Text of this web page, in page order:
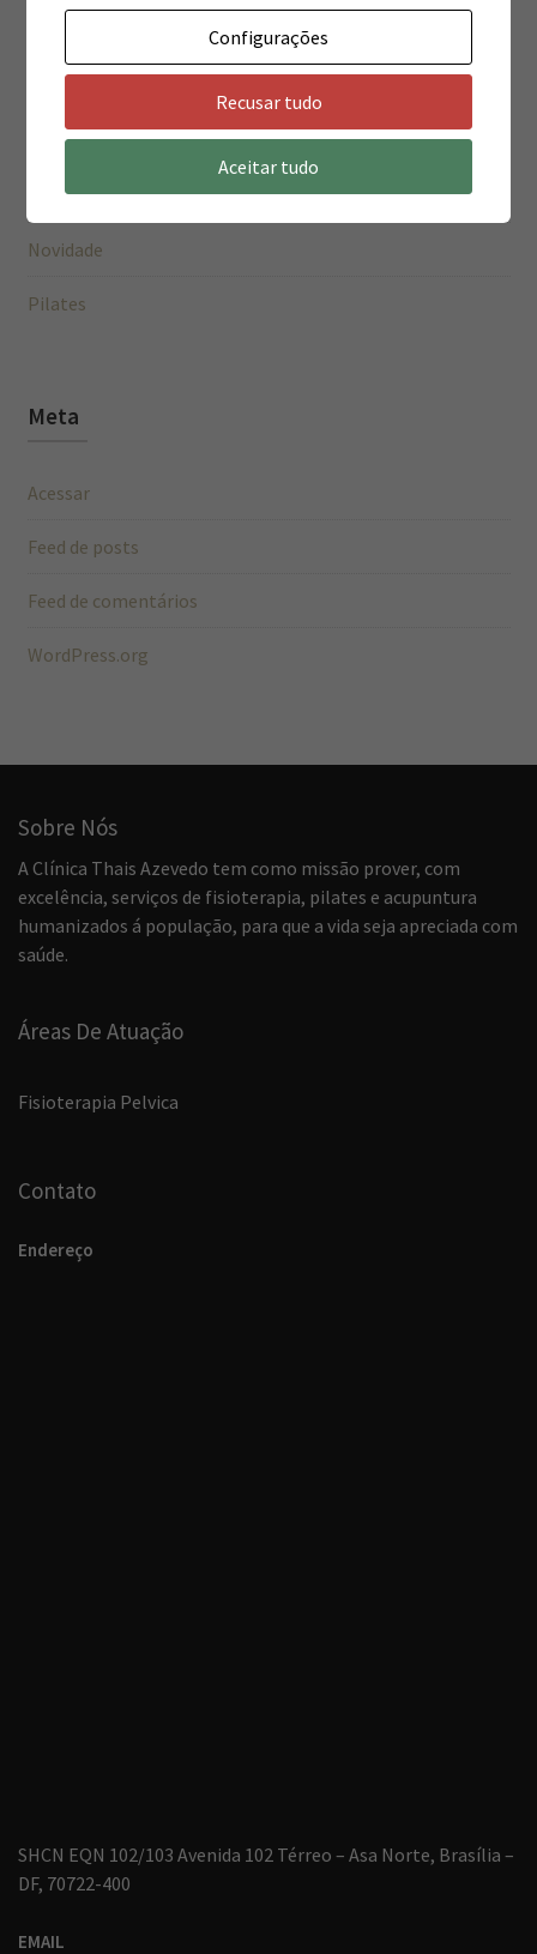
Categorias
Estética
Fisioterapia
Novidade
Pilates
Meta
Acessar
Feed de posts
Feed de comentários
WordPress.org
Sobre Nós
A Clínica Thais Azevedo tem como missão prover, com
excelência, serviços de fisioterapia, pilates e acupuntura
humanizados á população, para que a vida seja apreciada com
saúde.
Áreas De Atuação
Fisioterapia Pelvica
Contato
Endereço
SHCN EQN 102/103 Avenida 102 Térreo – Asa Norte, Brasília –
DF, 70722-400
EMAIL
Configurações
Recusar tudo
Aceitar tudo